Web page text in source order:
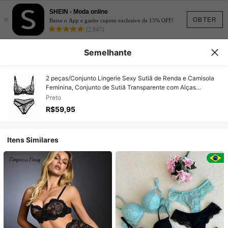
OBTER
×
SHEIN - Moda online
Baixe o App e ganhe cupom exclusivo de 15% OFF!
(2,847)
Semelhante
2 peças/Conjunto Lingerie Sexy Sutiã de Renda e Camisola
Feminina, Conjunto de Sutiã Transparente com Alças
Ajustáveis para Festa de Feriado
Preto
R$59,95
Itens Similares